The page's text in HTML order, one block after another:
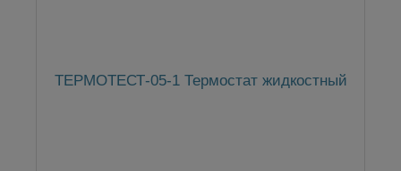
ТЕРМОТЕСТ-05-1 Термостат жидкостный